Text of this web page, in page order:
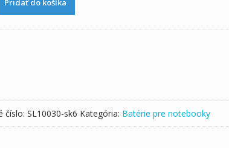
Pridať do košíka
číslo: SL10030-sk6 Kategória: Batérie pre notebooky